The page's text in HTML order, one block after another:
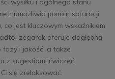
wysiłku i ogólnego stanu
umożliwia pomiar saturacji
co jest kluczowym wskaźnikiem
zegarek oferuje dogłębną
fazy i jakość, a także
z sugestiami ćwiczeń
się zrelaksować.